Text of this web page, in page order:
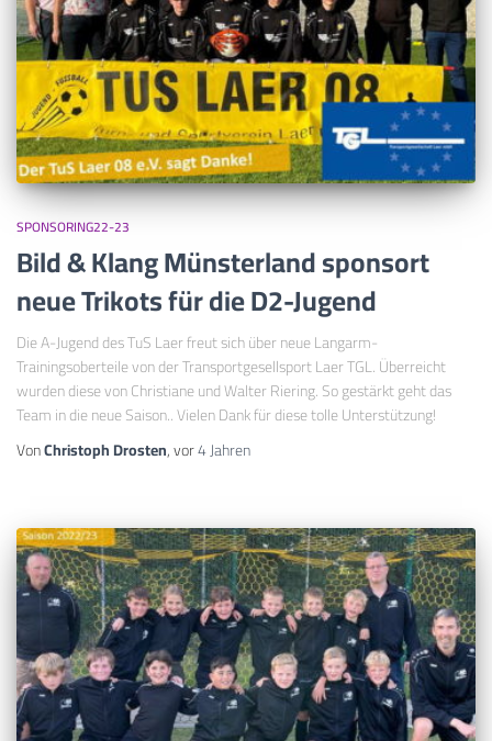
SPONSORING22-23
Bild & Klang Münsterland sponsort
neue Trikots für die D2-Jugend
Die A-Jugend des TuS Laer freut sich über neue Langarm-
Trainingsoberteile von der Transportgesellsport Laer TGL. Überreicht
wurden diese von Christiane und Walter Riering. So gestärkt geht das
Team in die neue Saison.. Vielen Dank für diese tolle Unterstützung!
VonChristoph Drosten, vor4 Jahren